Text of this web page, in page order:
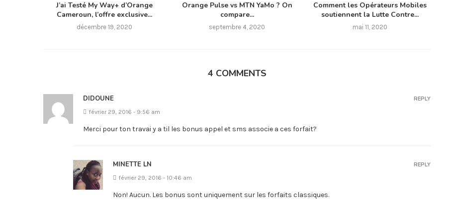
J’ai Testé My Way+ d’Orange
Cameroun, l’offre exclusive...
décembre 19, 2020
Orange Pulse vs MTN YaMo ? On
compare...
septembre 4, 2020
Comment les Opérateurs Mobiles
soutiennent la Lutte Contre...
mai 11, 2020
4 COMMENTS
DIDOUNE
février 29, 2016 - 9:56 am
Merci pour ton travai y a til les bonus appel et sms associe a ces forfait?
REPLY
MINETTE LN
février 29, 2016 - 10:46 am
Non! Aucun. Les bonus sont uniquement sur les forfaits classiques.
REPLY